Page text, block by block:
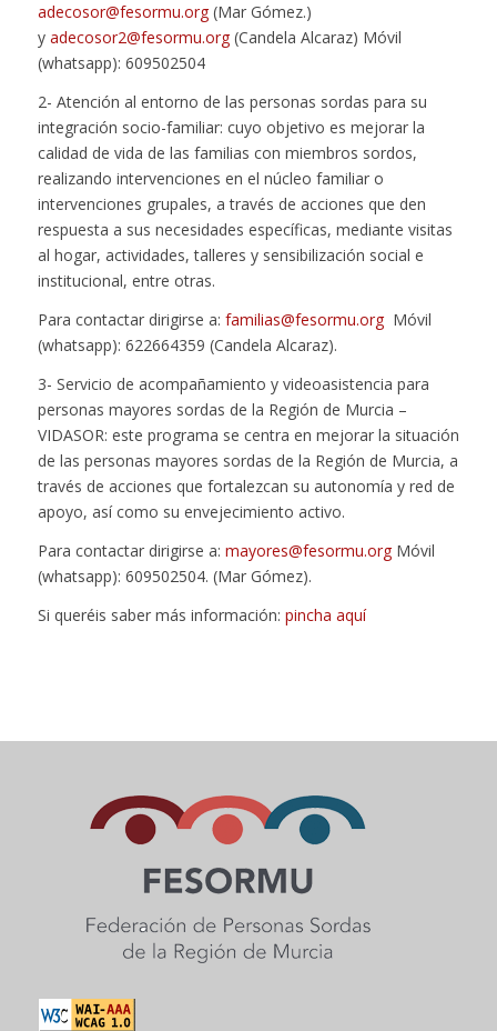
adecosor@fesormu.org(Mar Gómez.)
y adecosor2@fesormu.org(Candela Alcaraz) Móvil
(whatsapp): 609502504
2- Atención al entorno de las personas sordas para su
integración socio-familiar: cuyo objetivo es mejorar la
calidad de vida de las familias con miembros sordos,
realizando intervenciones en el núcleo familiar o
intervenciones grupales, a través de acciones que den
respuesta a sus necesidades específicas, mediante visitas
al hogar, actividades, talleres y sensibilización social e
institucional, entre otras.
Para contactar dirigirse a: familias@fesormu.orgMóvil
(whatsapp): 622664359 (Candela Alcaraz).
3- Servicio de acompañamiento y videoasistencia para
personas mayores sordas de la Región de Murcia –
VIDASOR: este programa se centra en mejorar la situación
de las personas mayores sordas de la Región de Murcia, a
través de acciones que fortalezcan su autonomía y red de
apoyo, así como su envejecimiento activo.
Para contactar dirigirse a: mayores@fesormu.orgMóvil
(whatsapp): 609502504. (Mar Gómez).
Si queréis saber más información: pincha aquí